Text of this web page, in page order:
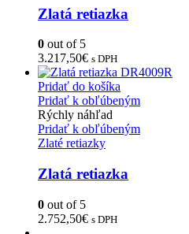
Zlatá retiazka
0 out of 5
3.217,50€ s DPH
Pridať do košíka
Pridať k obľúbeným
Rýchly náhľad
Pridať k obľúbeným
Zlaté retiazky
Zlatá retiazka
0 out of 5
2.752,50€ s DPH